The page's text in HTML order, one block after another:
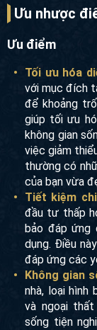
Ưu nhược
Tối ưu hóa
với mục đích
để khoảng
giúp tối ưu
không gian
về việc giảm
trúc sư
ngôi nhà của
Tiết kiệm
đầu tư thấp
bảo đáp ứng
dụng. Điều
và đáp ứng
Không gian
nhà, loại
và ngoại